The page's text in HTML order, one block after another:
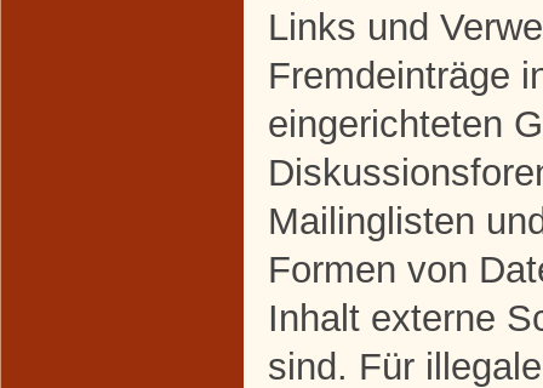
Links und
Fremdeinträge
eingerichteten
Mailinglisten
Formen von
Inhalt externe
sind. Für